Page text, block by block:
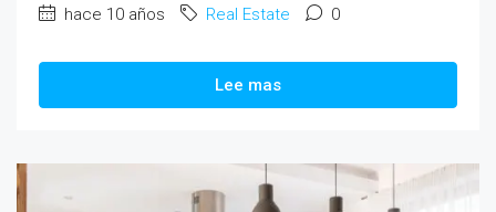
hace 10 años Real Estate 0
Lee mas